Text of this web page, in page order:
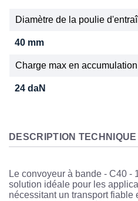
Diamètre de la poulie
40 mm
Charge max en accumulation
24 daN
DESCRIPTION TECHNIQUE
Le convoyeur à bande - C40 -
solution idéale pour les
nécessitant un transport fiable